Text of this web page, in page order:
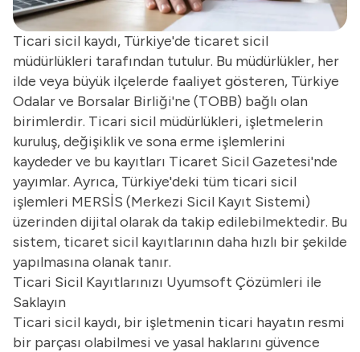
Ticari sicil kaydı, Türkiye'de ticaret sicil
müdürlükleri tarafından tutulur. Bu müdürlükler, her
ilde veya büyük ilçelerde faaliyet gösteren, Türkiye
Odalar ve Borsalar Birliği'ne (TOBB) bağlı olan
birimlerdir. Ticari sicil müdürlükleri, işletmelerin
kuruluş, değişiklik ve sona erme işlemlerini
kaydeder ve bu kayıtları Ticaret Sicil Gazetesi'nde
yayımlar. Ayrıca, Türkiye'deki tüm ticari sicil
işlemleri MERSİS (Merkezi Sicil Kayıt Sistemi)
üzerinden dijital olarak da takip edilebilmektedir. Bu
sistem, ticaret sicil kayıtlarının daha hızlı bir şekilde
yapılmasına olanak tanır.
Ticari Sicil Kayıtlarınızı Uyumsoft Çözümleri ile
Saklayın
Ticari sicil kaydı, bir işletmenin ticari hayatın resmi
bir parçası olabilmesi ve yasal haklarını güvence